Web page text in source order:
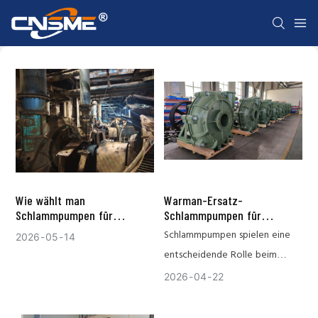
Wie wählt man
Schlammpumpen für
anspruchsvolle Bedingungen
aus? Sechs Anwendungsfälle
2026 05 14
Warman-Ersatz-
Schlammpumpen für
Anwendungen in der
aserbaidschanischen Öl-,
Bergbau- und
Baggerindustrie
Schlammpumpen spielen eine
entscheidende Rolle beim
Transport von abrasiven und
2026 04 22